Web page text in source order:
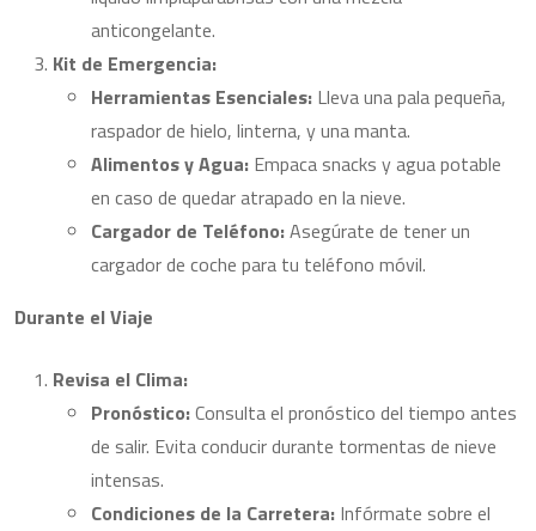
anticongelante.
Kit de Emergencia:
Herramientas Esenciales: Lleva una pala pequeña,
raspador de hielo, linterna, y una manta.
Alimentos y Agua: Empaca snacks y agua potable
en caso de quedar atrapado en la nieve.
Cargador de Teléfono:Asegúrate de tener un
cargador de coche para tu teléfono móvil.
Durante el Viaje
Revisa el Clima:
Pronóstico:Consulta el pronóstico del tiempo antes
de salir. Evita conducir durante tormentas de nieve
intensas.
Condiciones de la Carretera: Infórmate sobre el